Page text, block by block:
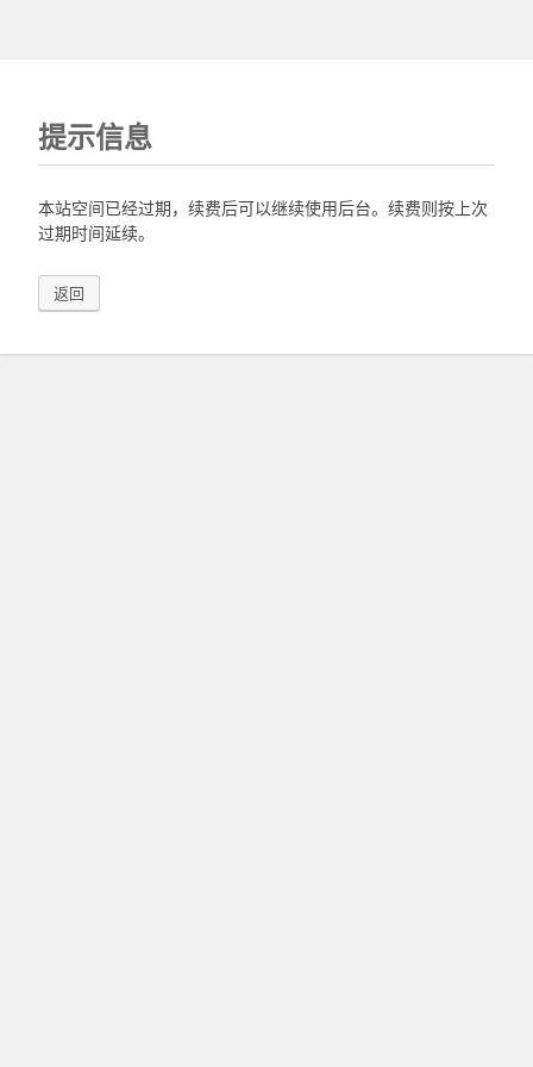
提示信息
本站空间已经过期，续费后可以继续使用后台。续费则按上次
过期时间延续。
返回